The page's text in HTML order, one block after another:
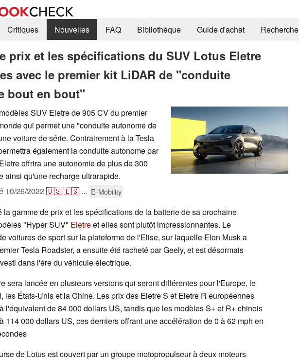
Critiques Nouvelles FAQ Bibliothèque Guide d'achat Recherche
prix et les spécifications du SUV Lotus Eletre
avec le premier kit LiDAR de "conduite
bout en bout"
SUV Eletre de 905 CV du premier
qui permet une "conduite autonome de
voiture de série. Contrairement à la Tesla
également la conduite autonome par
offrira une autonomie de plus de 300
ainsi qu'une recharge ultrarapide.
10/26/2022 🇺🇸🇪🇸 ... E-Mobility
la gamme de prix et les spécifications de la batterie de sa prochaine
"Hyper SUV" Eletreet elles sont plutôt impressionnantes. Le
voitures de sport sur la plateforme de l'Elise, sur laquelle Elon Musk a
Tesla Roadster, a ensuite été racheté par Geely, et est désormais
dans l'ère du véhicule électrique.
sera lancée en plusieurs versions qui seront différentes pour l'Europe, le
les États-Unis et la Chine. Les prix des Eletre S et Eletre R européennes
l'équivalent de 84 000 dollars US, tandis que les modèles S+ et R+ chinois
114 000 dollars US, ces derniers offrant une accélération de 0 à 62 mph en
de Lotus est couvert par un groupe motopropulseur à deux moteurs